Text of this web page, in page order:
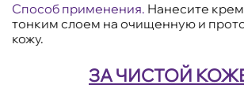
Способ применения. Нанесите
тонким слоем на очищенную и
кожу.
ЗА ЧИСТОЙ